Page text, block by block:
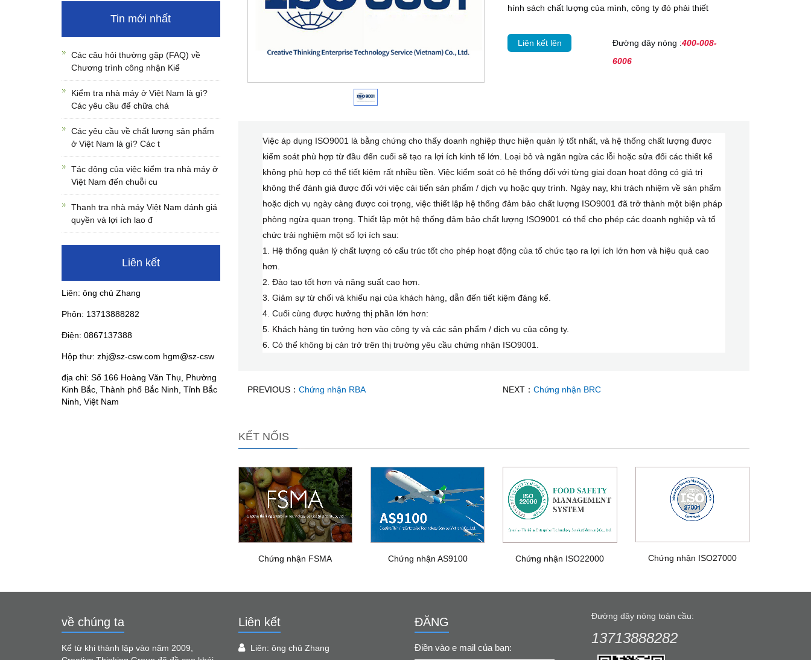
hính sách chất lượng của mình, công ty đó phải thiết
Liên kết lên Đường dây nóng :400-008-
6006
Việc áp dụng ISO9001 là bằng chứng cho thấy doanh nghiệp thực hiện quản lý tốt nhất, và hệ thống chất lượng được
kiểm soát phù hợp từ đầu đến cuối sẽ tạo ra lợi ích kinh tế lớn. Loại bỏ và ngăn ngừa các lỗi hoặc sửa đổi các thiết kế
không phù hợp có thể tiết kiệm rất nhiều tiền. Việc kiểm soát có hệ thống đối với từng giai đoạn hoạt động có giá trị
không thể đánh giá được đối với việc cải tiến sản phẩm / dịch vụ hoặc quy trình. Ngày nay, khi trách nhiệm về sản phẩm
hoặc dịch vụ ngày càng được coi trọng, việc thiết lập hệ thống đảm bảo chất lượng ISO9001 đã trở thành một biện pháp
phòng ngừa quan trọng. Thiết lập một hệ thống đảm bảo chất lượng ISO9001 có thể cho phép các doanh nghiệp và tổ
chức trải nghiệm một số lợi ích sau:
1. Hệ thống quản lý chất lượng có cấu trúc tốt cho phép hoạt động của tổ chức tạo ra lợi ích lớn hơn và hiệu quả cao
hơn.
2. Đào tạo tốt hơn và năng suất cao hơn.
3. Giảm sự từ chối và khiếu nại của khách hàng, dẫn đến tiết kiệm đáng kể.
4. Cuối cùng được hưởng thị phần lớn hơn:
5. Khách hàng tin tưởng hơn vào công ty và các sản phẩm / dịch vụ của công ty.
6. Có thể không bị cản trở trên thị trường yêu cầu chứng nhận ISO9001.
PREVIOUS： Chứng nhận RBA NEXT：Chứng nhận BRC
KẾT NỐIS
Chứng nhận FSMA Chứng nhận AS9100 Chứng nhận ISO22000 Chứng nhận ISO27000
Tin mới nhất
Các câu hỏi thường gặp (FAQ) về
Chương trình công nhận Kiể
Kiểm tra nhà máy ở Việt Nam là gì?
Các yêu cầu để chữa chá
Các yêu cầu về chất lượng sản phẩm
ở Việt Nam là gì? Các t
Tác động của việc kiểm tra nhà máy ở
Việt Nam đến chuỗi cu
Thanh tra nhà máy Việt Nam đánh giá
quyền và lợi ích lao đ
Liên kết
Liên: ông chủ Zhang
Phôn: 13713888282
Điện: 0867137388
Hộp thư: zhj@sz-csw.com hgm@sz-csw
địa chỉ: Số 166 Hoàng Văn Thụ, Phường
Kinh Bắc, Thành phố Bắc Ninh, Tỉnh Bắc
Ninh, Việt Nam
về chúng ta
Kể từ khi thành lập vào năm 2009,
Liên kết
Liên: ông chủ Zhang
ĐĂNG
Điền vào e mail của bạn:
Đường dây nóng toàn cầu:
13713888282